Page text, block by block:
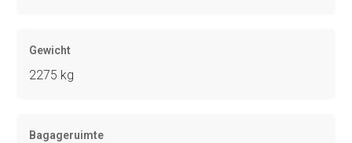
Gewicht
2275 kg
Bagageruimte